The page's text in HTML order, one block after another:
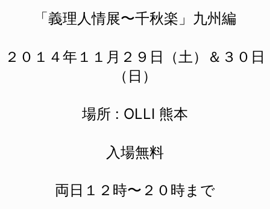
「義理人情展〜千秋楽」九州編
２０１４年１１月２９日（土）＆３０日
（日）
場所 : OLLI 熊本
入場無料
両日１２時〜２０時まで